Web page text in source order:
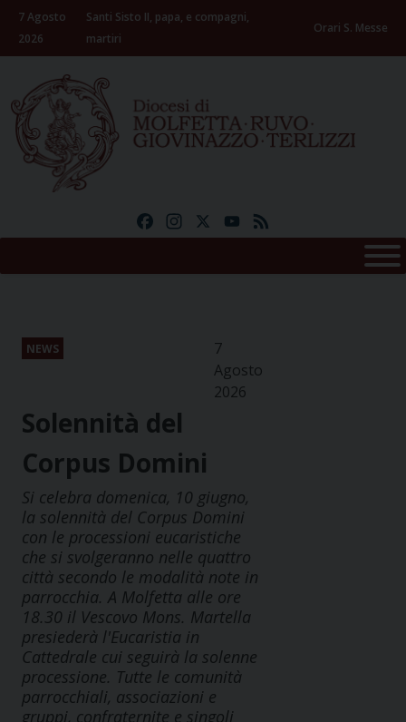
Skip
content
7 Agosto
2026
Santi Sisto II, papa, e compagni,
martiri
Orari S. Messe
FacebookInstagramYouTube
NEWS
7
Agosto
2026
Solennità del
Corpus Domini
Si celebra domenica, 10 giugno,
la solennità del Corpus Domini
con le processioni eucaristiche
che si svolgeranno nelle quattro
città secondo le modalità note in
parrocchia. A Molfetta alle ore
18.30 il Vescovo Mons. Martella
presiederà l'Eucaristia in
Cattedrale cui seguirà la solenne
processione. Tutte le comunità
parrocchiali, associazioni e
gruppi, confraternite e singoli